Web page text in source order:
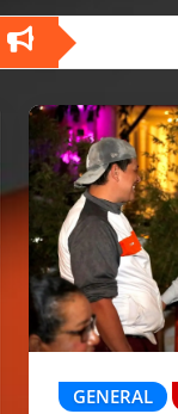
GENERAL